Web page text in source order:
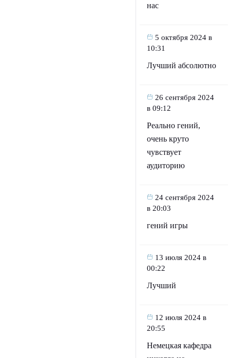
нас
5 октября 2024 в
10:31
Лучший абсолютно
26 сентября 2024
в 09:12
Реально гений,
очень круто
чувствует
аудиторию
24 сентября 2024
в 20:03
гений игры
13 июля 2024 в
00:22
Лучший
12 июля 2024 в
20:55
Немецкая кафедра